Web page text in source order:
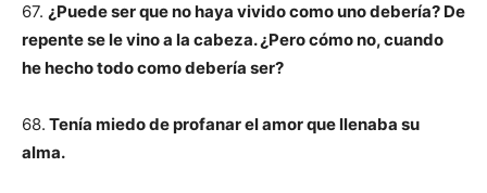
67. ¿Puede ser que no haya vivido como uno debería? De
repente se le vino a la cabeza. ¿Pero cómo no, cuando
he hecho todo como debería ser?
68. Tenía miedo de profanar el amor que llenaba su
alma.